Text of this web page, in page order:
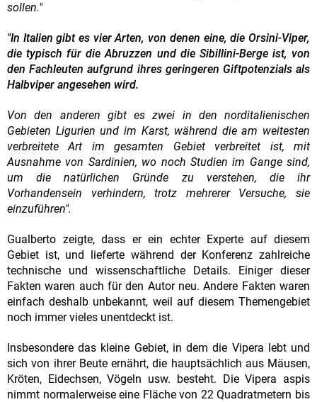
sollen."
"In Italien gibt es vier Arten, von denen eine, die Orsini-Viper,
die typisch für die Abruzzen und die Sibillini-Berge ist, von
den Fachleuten aufgrund ihres geringeren Giftpotenzials als
Halbviper angesehen wird.
Von den anderen gibt es zwei in den norditalienischen
Gebieten Ligurien und im Karst, während die am weitesten
verbreitete Art im gesamten Gebiet verbreitet ist, mit
Ausnahme von Sardinien, wo noch Studien im Gange sind,
um die natürlichen Gründe zu verstehen, die ihr
Vorhandensein verhindern, trotz mehrerer Versuche, sie
einzuführen".
Gualberto zeigte, dass er ein echter Experte auf diesem
Gebiet ist, und lieferte während der Konferenz zahlreiche
technische und wissenschaftliche Details. Einiger dieser
Fakten waren auch für den Autor neu. Andere Fakten waren
einfach deshalb unbekannt, weil auf diesem Themengebiet
noch immer vieles unentdeckt ist.
Insbesondere das kleine Gebiet, in dem die Vipera lebt und
sich von ihrer Beute ernährt, die hauptsächlich aus Mäusen,
Kröten, Eidechsen, Vögeln usw. besteht. Die Vipera aspis
nimmt normalerweise eine Fläche von 22 Quadratmetern bis